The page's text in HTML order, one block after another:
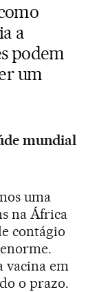
a
podem
um
mundial
uma
na África
contágio
vacina em
o prazo.